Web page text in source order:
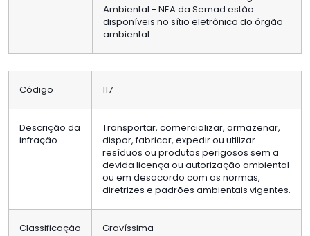
Ambiental - NEA da Semad estão
disponíveis no sítio eletrônico do órgão
ambiental.
Código 117
Descrição da
infração
Transportar, comercializar, armazenar,
dispor, fabricar, expedir ou utilizar
resíduos ou produtos perigosos sem a
devida licença ou autorização ambiental
ou em desacordo com as normas,
diretrizes e padrões ambientais vigentes.
Classificação Gravíssima